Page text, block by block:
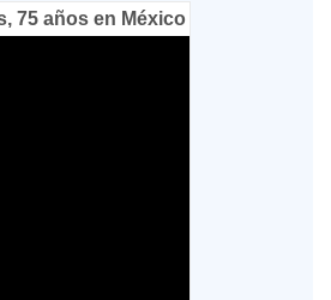
75 años en México